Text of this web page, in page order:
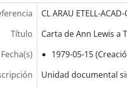
CL ARAU ETELL-
Título
Carta de Ann Lewis a
Fecha(s)
1979-05-15
Unidad documental